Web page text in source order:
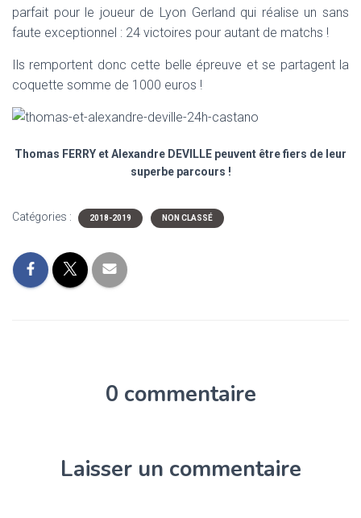
parfait pour le joueur de Lyon Gerland qui réalise un sans
faute exceptionnel : 24 victoires pour autant de matchs !
Ils remportent donc cette belle épreuve et se partagent la
coquette somme de 1000 euros !
Thomas FERRY et Alexandre DEVILLE peuvent être fiers de leur
superbe parcours !
Catégories : 2018-2019 NON CLASSÉ
0 commentaire
Laisser un commentaire